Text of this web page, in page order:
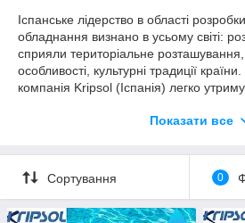
Іспанське лідерство в області
обладнання визнано в усьому світі:
сприяли територіальне розташування,
особливості, культурні традиції
компанія Kripsol (Іспанія) легко
електрообладнання для басейнів
цілому.
Підстава підприємства припав на
товарами стали фільтр і насос
асортименту та просування бренду
Показати все
Сортування 0